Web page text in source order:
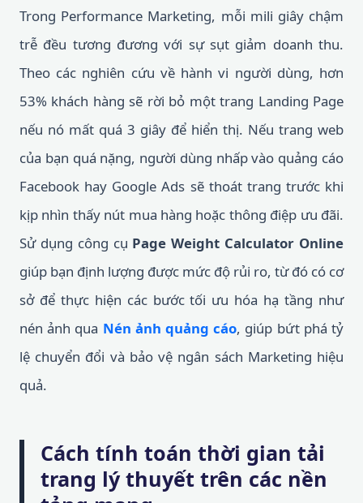
Trong Performance Marketing, mỗi mili giây chậm
trễ đều tương đương với sự sụt giảm doanh thu.
Theo các nghiên cứu về hành vi người dùng, hơn
53% khách hàng sẽ rời bỏ một trang Landing Page
nếu nó mất quá 3 giây để hiển thị. Nếu trang web
của bạn quá nặng, người dùng nhấp vào quảng cáo
Facebook hay Google Ads sẽ thoát trang trước khi
kịp nhìn thấy nút mua hàng hoặc thông điệp ưu đãi.
Sử dụng công cụ Page Weight Calculator Online
giúp bạn định lượng được mức độ rủi ro, từ đó có cơ
sở để thực hiện các bước tối ưu hóa hạ tầng như
nén ảnh qua Nén ảnh quảng cáo, giúp bứt phá tỷ
lệ chuyển đổi và bảo vệ ngân sách Marketing hiệu
quả.
Cách tính toán thời gian tải
trang lý thuyết trên các nền